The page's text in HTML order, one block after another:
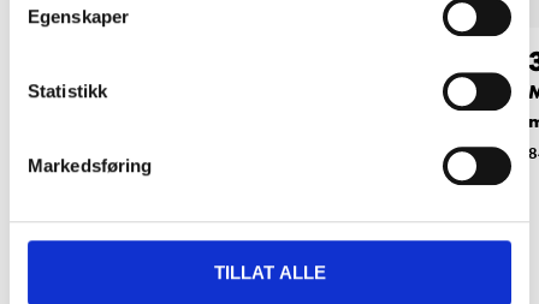
Egenskaper
Statistikk
Markedsføring
TILLAT ALLE
Murersnor, Rosa
Murersnor, Grønn